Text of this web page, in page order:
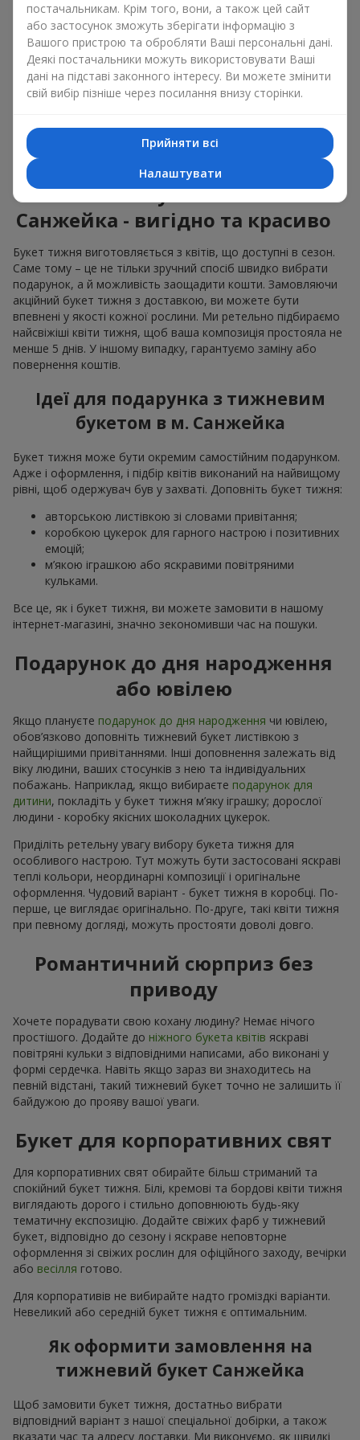
Універсальний букет тижня стане у нагоді і як подарунок на
день народження для близької людини, і як привітання
колеги по роботі, і просто, як знак уваги для тих, кого ви
цінуєте. Причому підійде такий подарунок, як для жінки, так і
для чоловіка . Флористи підбирають квіти тижня, щоб
дійсно якісна та професійна збірка, яка ідеальна продумана
по кольорах і формах.
Знижки на букет тижня в м.
Санжейка - вигідно та красиво
Букет тижня виготовляється з квітів, що доступні в сезон.
Саме тому – це не тільки зручний спосіб швидко вибрати
подарунок, а й можливість заощадити кошти. Замовляючи
акційний букет тижня з доставкою, ви можете бути
впевнені у якості кожної рослини. Ми ретельно підбираємо
найсвіжіші квіти тижня, щоб ваша композиція простояла не
менше 5 днів. У іншому випадку, гарантуємо заміну або
повернення коштів.
Ідеї для подарунка з тижневим
букетом в м. Санжейка
Букет тижня може бути окремим самостійним подарунком.
Адже і оформлення, і підбір квітів виконаний на найвищому
рівні, щоб одержувач був у захваті. Доповніть букет тижня:
авторською листівкою зі словами привітання;
коробкою цукерок для гарного настрою і позитивних
емоцій;
м’якою іграшкою або яскравими повітряними
кульками.
Все це, як і букет тижня, ви можете замовити в нашому
інтернет-магазині, значно зекономивши час на пошуки.
Подарунок до дня народження
або ювілею
Якщо плануєте подарунок до дня народження чи ювілею,
обов’язково доповніть тижневий букет листівкою з
найщирішими привітаннями. Інші доповнення залежать від
віку людини, ваших стосунків з нею та індивідуальних
побажань. Наприклад, якщо вибираєте подарунок для
дитини, покладіть у букет тижня м’яку іграшку; дорослої
людини - коробку якісних шоколадних цукерок.
Приділіть ретельну увагу вибору букета тижня для
особливого настрою. Тут можуть бути застосовані яскраві
теплі кольори, неординарні композиції і оригінальне
оформлення. Чудовий варіант - букет тижня в коробці. По-
перше, це виглядає оригінально. По-друге, такі квіти тижня
при певному догляді, можуть простояти доволі довго.
Романтичний сюрприз без
приводу
Хочете порадувати свою кохану людину? Немає нічого
простішого. Додайте до ніжного букета квітів яскраві
повітряні кульки з відповідними написами, або виконані у
формі сердечка. Навіть якщо зараз ви знаходитесь на
певній відстані, такий тижневий букет точно не залишить її
байдужою до прояву вашої уваги.
Букет для корпоративних свят
Для корпоративних свят обирайте більш стриманий та
спокійний букет тижня. Білі, кремові та бордові квіти тижня
виглядають дорого і стильно доповнюють будь-яку
тематичну експозицію. Додайте свіжих фарб у тижневий
букет, відповідно до сезону і яскраве неповторне
оформлення зі свіжих рослин для офіційного заходу, вечірки
або весілля готово.
Для корпоративів не вибирайте надто громіздкі варіанти.
Невеликий або середній букет тижня є оптимальним.
Як оформити замовлення на
тижневий букет Санжейка
Щоб замовити букет тижня, достатньо вибрати
відповідний варіант з нашої спеціальної добірки, а також
вказати час та адресу доставки. Ми виконуємо, як швидкі
постачальникам. Крім того, вони, а також цей сайт
або застосунок зможуть зберігати інформацію з
Вашого пристрою та обробляти Ваші персональні дані.
Деякі постачальники можуть використовувати Ваші
дані на підставі законного інтересу. Ви можете змінити
свій вибір пізніше через посилання внизу сторінки.
Прийняти всі
Налаштувати